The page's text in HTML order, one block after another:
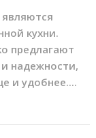
кухни.
предлагают
надежности,
и удобнее....